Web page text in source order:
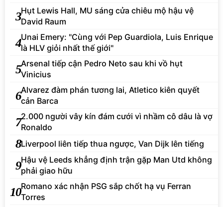
3Hụt Lewis Hall, MU sáng cửa chiêu mộ hậu vệ
David Raum
4Unai Emery: "Cùng với Pep Guardiola, Luis Enrique
là HLV giỏi nhất thế giới"
5Arsenal tiếp cận Pedro Neto sau khi vồ hụt
Vinicius
6Alvarez đàm phán tương lai, Atletico kiên quyết
cản Barca
72.000 người vây kín đám cưới vì nhầm cô dâu là vợ
Ronaldo
8Liverpool liên tiếp thua ngược, Van Dijk lên tiếng
9Hậu vệ Leeds khẳng định trận gặp Man Utd không
phải giao hữu
10Romano xác nhận PSG sắp chốt hạ vụ Ferran
Torres